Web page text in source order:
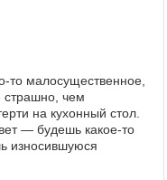
то малосущественное,
страшно, чем
на кухонный стол.
— будешь какое-то
износившуюся